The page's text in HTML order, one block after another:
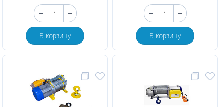
В корзину В корзину